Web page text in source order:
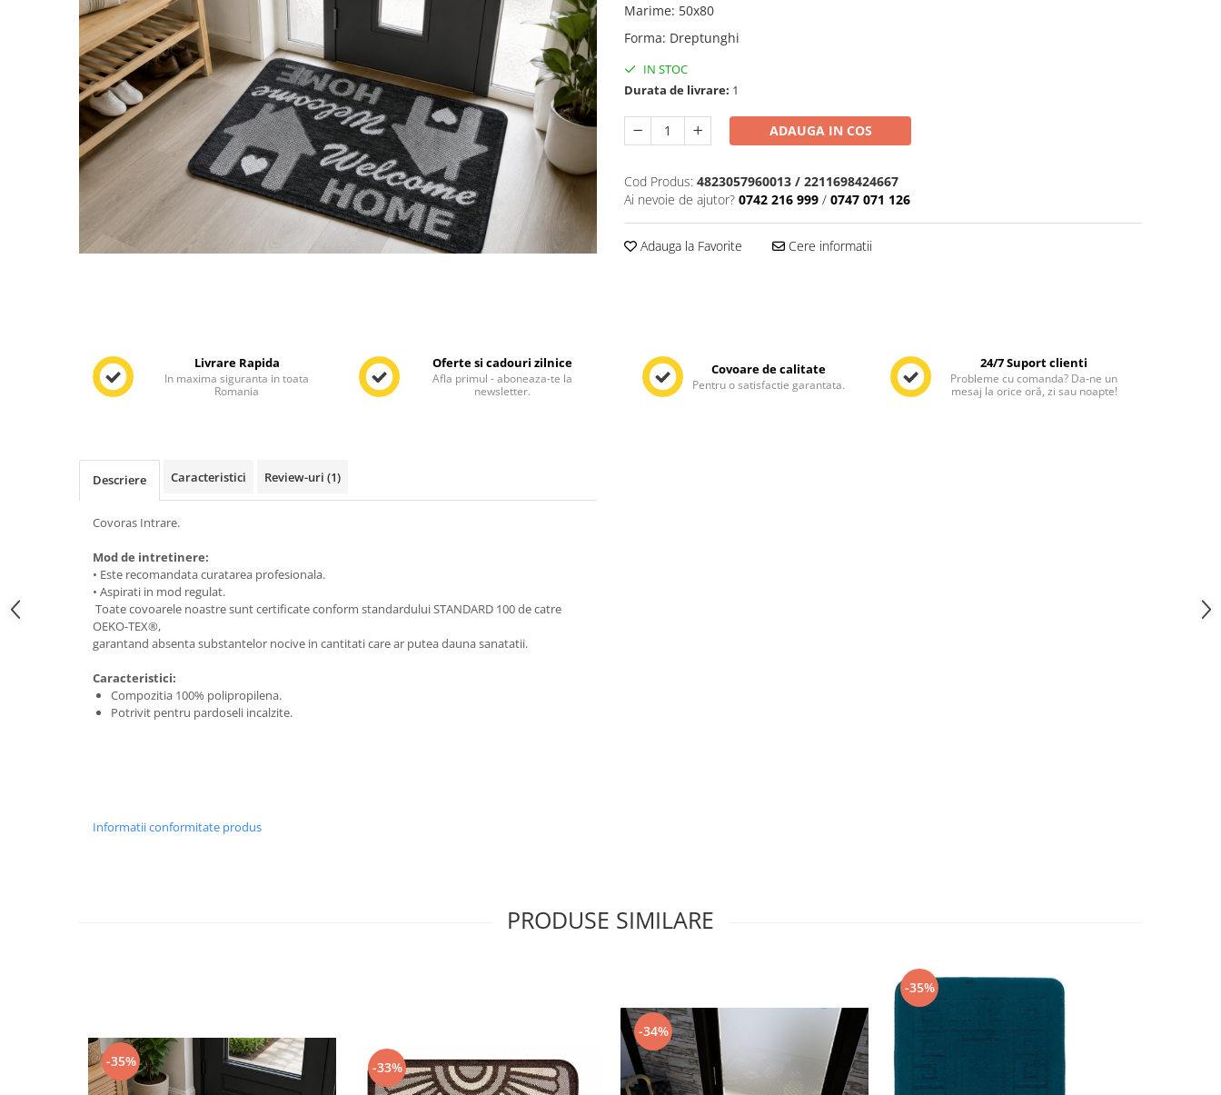
Facebook
Marime: 50x80
Forma: Dreptunghi
IN STOC
Durata de livrare: 1
ADAUGA IN COS
Cod Produs: 4823057960013 / 2211698424667
Ai nevoie de ajutor? 0742 216 999 / 0747 071 126
Adauga la Favorite Cere informatii
Livrare Rapida
In maxima siguranta in toata
Romania
Oferte si cadouri zilnice
Afla primul - aboneaza-te la
newsletter.
Covoare de calitate
Pentru o satisfactie garantata.
24/7 Suport clienti
Probleme cu comanda? Da-ne un
mesaj la orice oră, zi sau noapte!
Descriere Caracteristici Review-uri (1)
Covoras Intrare.
Mod de intretinere:
• Este recomandata curatarea profesionala.
• Aspirati in mod regulat.
Toate covoarele noastre sunt certificate conform standardului STANDARD 100 de catre
OEKO-TEX®,
garantand absenta substantelor nocive in cantitati care ar putea dauna sanatatii.
Caracteristici:
Compozitia 100% polipropilena.
Potrivit pentru pardoseli incalzite.
Informatii conformitate produs
PRODUSE SIMILARE
-35% -33%
-34%
-35%